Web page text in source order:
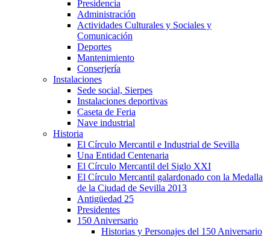
Presidencia
Administración
Actividades Culturales y Sociales y
Comunicación
Deportes
Mantenimiento
Conserjería
Instalaciones
Sede social, Sierpes
Instalaciones deportivas
Caseta de Feria
Nave industrial
Historia
El Círculo Mercantil e Industrial de Sevilla
Una Entidad Centenaria
El Círculo Mercantil del Siglo XXI
El Círculo Mercantil galardonado con la Medalla
de la Ciudad de Sevilla 2013
Antigüedad 25
Presidentes
150 Aniversario
Historias y Personajes del 150 Aniversario